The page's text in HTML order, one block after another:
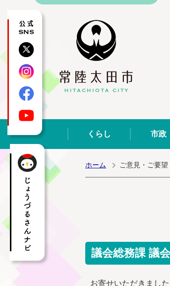
公式SNS
X
Instagram
Facebook
YouTube くらし 市政
ホーム ご意見・ご要望
議会総務課 議
お寄せいただきまし